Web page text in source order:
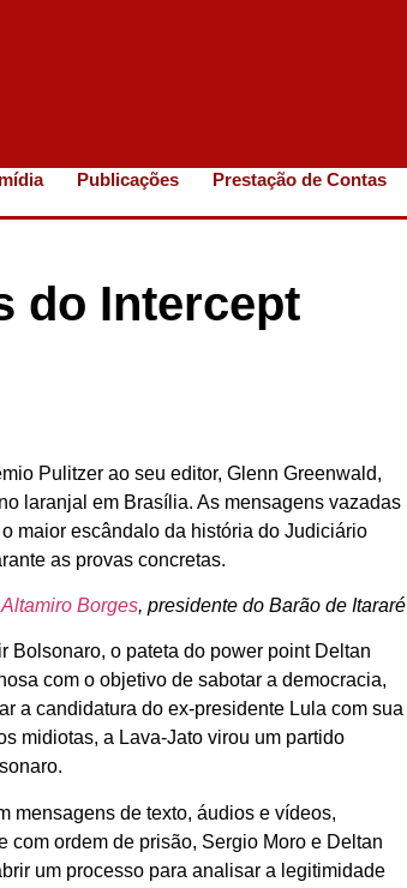
Publicações Prestação de Contas
do Intercept
Pulitzer ao seu editor, Glenn Greenwald,
laranjal em Brasília. As mensagens vazadas
maior escândalo da história do Judiciário
as provas concretas.
Altamiro Borges, presidente do Barão de Itararé
Bolsonaro, o pateta do power point Deltan
com o objetivo de sabotar a democracia,
a candidatura do ex-presidente Lula com sua
midiotas, a Lava-Jato virou um partido
mensagens de texto, áudios e vídeos,
com ordem de prisão, Sergio Moro e Deltan
um processo para analisar a legitimidade